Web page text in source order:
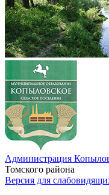
Администрация
Томского района
Версия для